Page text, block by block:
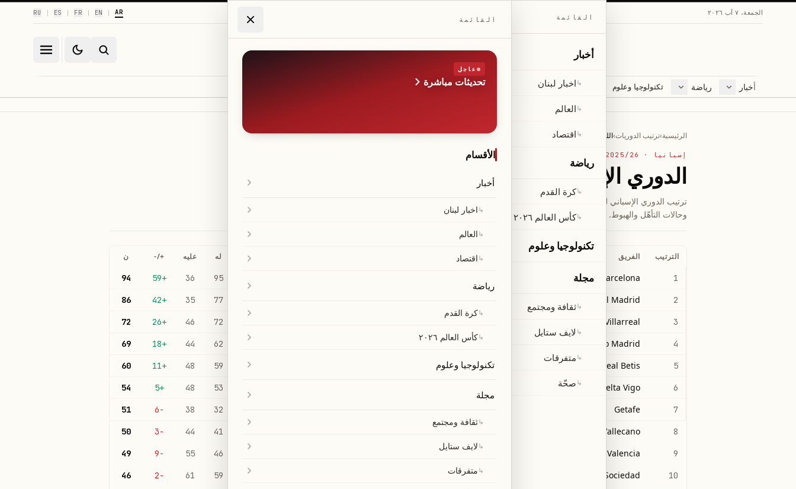
الجمعة، ٧ آب ٢٠٢٦ AR
|
EN
|
FR
|
ES
|
RU
أخبار
اخبار لبنان
رياضة
كرة القدم
تكنولوجيا وعلوم مجلة
ثقافة ومجتمع
لايف ستايل
الرئيسية›ترتيب الدوريات›الليغا
إسبانيا ·
2025/26
الدوري الإسباني
ترتيب الدوري الإسباني لموسم 2025/26، يُحدَّث كل ساعة من المصادر العامة. النقاط، فارق الأهداف، آخر المباريات
وحالات التأهّل والهبوط.
الترتيب الفريق له عليه +/- ن
1
Barcelona
95
36
+
59
94
2
Real Madrid
77
35
+
42
86
3
Villarreal
72
46
+
26
72
4
Atlético Madrid
11
62
44
+
18
69
5
Real Betis
59
48
+
11
60
6
Celta Vigo
53
48
+
5
54
7
Getafe
32
38
-6
51
8
Rayo Vallecano
41
44
-3
50
9
Valencia
46
55
-9
49
10
Real Sociedad
14
59
61
-2
46
القائمة
أخبار
↳اخبار لبنان
↳العالم
↳اقتصاد
رياضة
↳كرة القدم
↳كأس العالم ٢٠٢٦
تكنولوجيا وعلوم
مجلة
↳ثقافة ومجتمع
↳ لايف ستايل
↳متفرقات
↳صحّة
القائمة
عاجل
تحديثات مباشرة
الأقسام
أخبار
↳اخبار لبنان
↳العالم
↳اقتصاد
رياضة
↳كرة القدم
↳كأس العالم ٢٠٢٦
تكنولوجيا وعلوم
مجلة
↳ثقافة ومجتمع
↳لايف ستايل
↳متفرقات